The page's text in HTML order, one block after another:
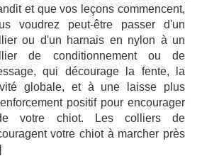
et que vos leçons commencent,
voudrez peut-être passer d'un
ou d'un harnais en nylon à un
de conditionnement ou de
qui décourage la fente, la
globale, et à une laisse plus
positif pour encourager
votre chiot. Les colliers de
votre chiot à marcher près